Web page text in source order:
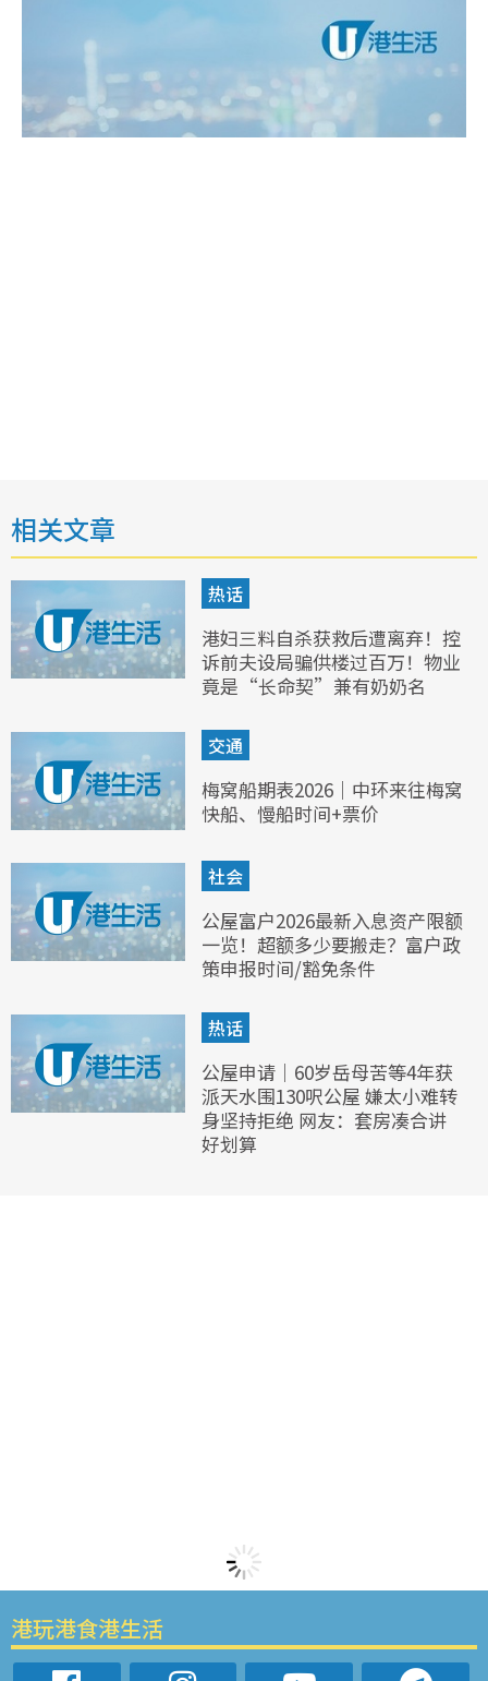
相关文章
热话
港妇三料自杀获救后遭离弃！控
诉前夫设局骗供楼过百万！物业
竟是“长命契”兼有奶奶名
交通
梅窝船期表2026｜中环来往梅窝
快船、慢船时间+票价
社会
公屋富户2026最新入息资产限额
一览！超额多少要搬走？富户政
策申报时间/豁免条件
热话
公屋申请｜60岁岳母苦等4年获
派天水围130呎公屋 嫌太小难转
身坚持拒绝 网友：套房凑合讲
好划算
港玩港食港生活